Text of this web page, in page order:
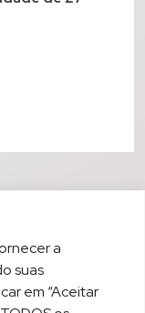
a
suas
em “Aceitar